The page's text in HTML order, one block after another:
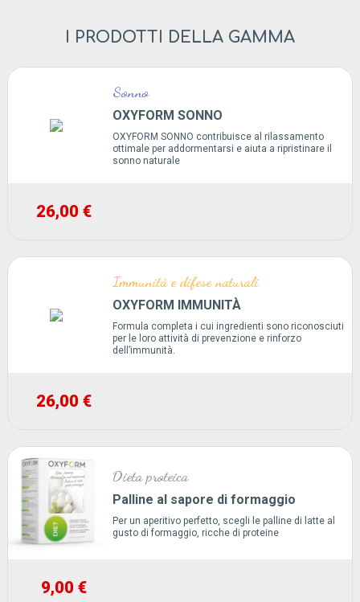
I PRODOTTI DELLA GAMMA
Sonno
OXYFORM SONNO
OXYFORM SONNO contribuisce al rilassamento
ottimale per addormentarsi e aiuta a ripristinare il
sonno naturale
26,00 €
Immunità e difese naturali
OXYFORM IMMUNITÀ
Formula completa i cui ingredienti sono riconosciuti
per le loro attività di prevenzione e rinforzo
dell’immunità.
26,00 €
Dieta proteica
Palline al sapore di formaggio
Per un aperitivo perfetto, scegli le palline di latte al
gusto di formaggio, ricche di proteine
9,00 €